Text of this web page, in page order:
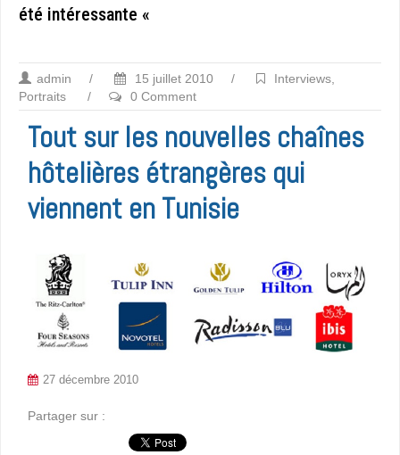
été intéressante «
admin / 15 juillet 2010 / Interviews,
Portraits
/ 0 Comment
Tout sur les nouvelles chaînes
hôtelières étrangères qui
viennent en Tunisie
27 décembre 2010
Partager sur :